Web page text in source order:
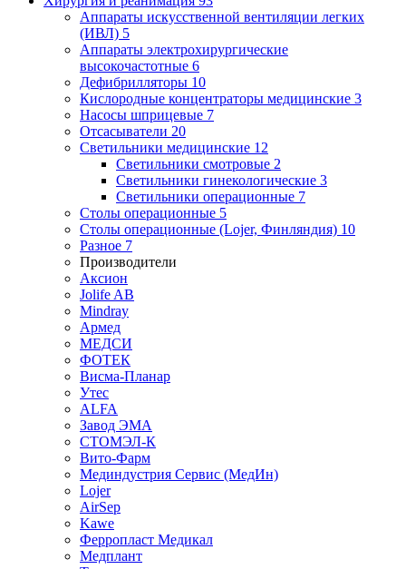
Аппараты искусственной вентиляции легких
(ИВЛ) 5
Аппараты электрохирургические
высокочастотные 6
Дефибрилляторы 10
Кислородные концентраторы медицинские 3
Насосы шприцевые 7
Отсасыватели 20
Светильники медицинские 12
Светильники смотровые 2
Светильники гинекологические 3
Светильники операционные 7
Столы операционные 5
Столы операционные (Lojer, Финляндия) 10
Разное 7
Производители
Аксион
Jolife AB
Mindray
Армед
МЕДСИ
ФОТЕК
Висма-Планар
Утес
ALFA
Завод ЭМА
СТОМЭЛ-К
Вито-Фарм
Мединдустрия Сервис (МедИн)
Lojer
AirSep
Kawe
Ферропласт Медикал
Медплант